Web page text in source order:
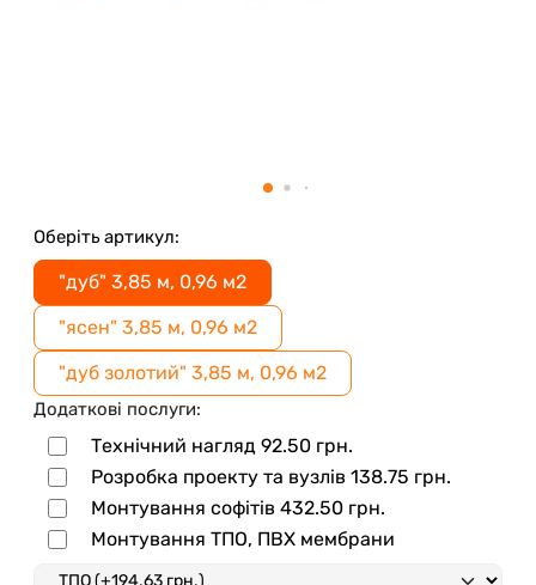
Оберіть артикул:
"дуб" 3,85 м, 0,96 м2
"ясен" 3,85 м, 0,96 м2
"дуб золотий" 3,85 м, 0,96 м2
Додаткові послуги:
Технічний нагляд 92.50 грн.
Розробка проекту та вузлів 138.75 грн.
Монтування софітів 432.50 грн.
Монтування ТПО, ПВХ мембрани